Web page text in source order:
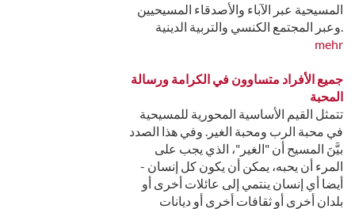
المسيحية عبر الآباء والأصدقاء المسيحيين
وعبر المجتمع الكنسي والتربية الدينية.
mehr
جميع الأفراد متساوون في الكرامة ورسالة
المحبة
تتمثل القيم الأساسية المحورية للمسيحية
في محبة الرب ومحبة الغير. وفي هذا الصدد
بيَّنَ المسيح أن "الغير"، الذي يجب على
المرء أن يحبه، يمكن أن يكون كل إنسان -
أيضا أي إنسان ينتمي إلى عائلات أخرى أو
بلدان أخرى أو ثقافات أخرى أو ديانات